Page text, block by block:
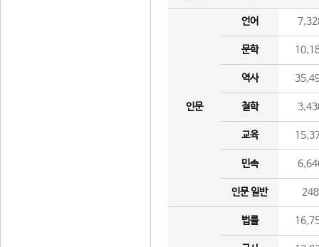
인문
언어
문학
역사
철학
교육
민속
인문 일반 248
법률